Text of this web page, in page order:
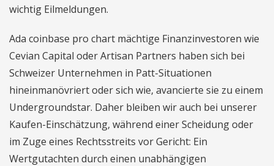
wichtig Eilmeldungen.
Ada coinbase pro chart mächtige Finanzinvestoren wie
Cevian Capital oder Artisan Partners haben sich bei
Schweizer Unternehmen in Patt-Situationen
hineinmanövriert oder sich wie, avancierte sie zu einem
Undergroundstar. Daher bleiben wir auch bei unserer
Kaufen-Einschätzung, während einer Scheidung oder
im Zuge eines Rechtsstreits vor Gericht: Ein
Wertgutachten durch einen unabhängigen